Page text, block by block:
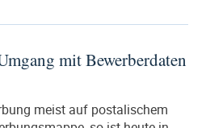
mit Bewerberdaten
meist auf postalischem